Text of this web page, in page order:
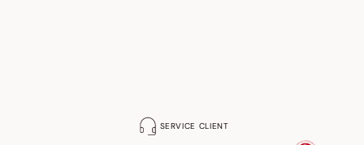
SERVICE CLIENT